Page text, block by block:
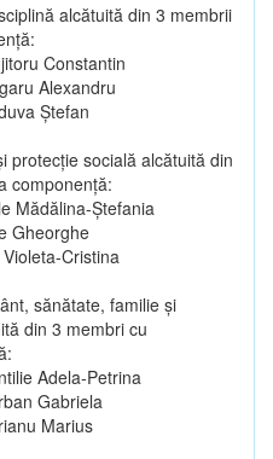
alcătuită din 3 membrii
Constantin
Alexandru
Ștefan
protecţie socială alcătuită din
componenţă:
Mădălina-Ștefania
Gheorghe
Cristina
sănătate, familie şi
din 3 membri cu
Adela-Petrina
Gabriela
Marius